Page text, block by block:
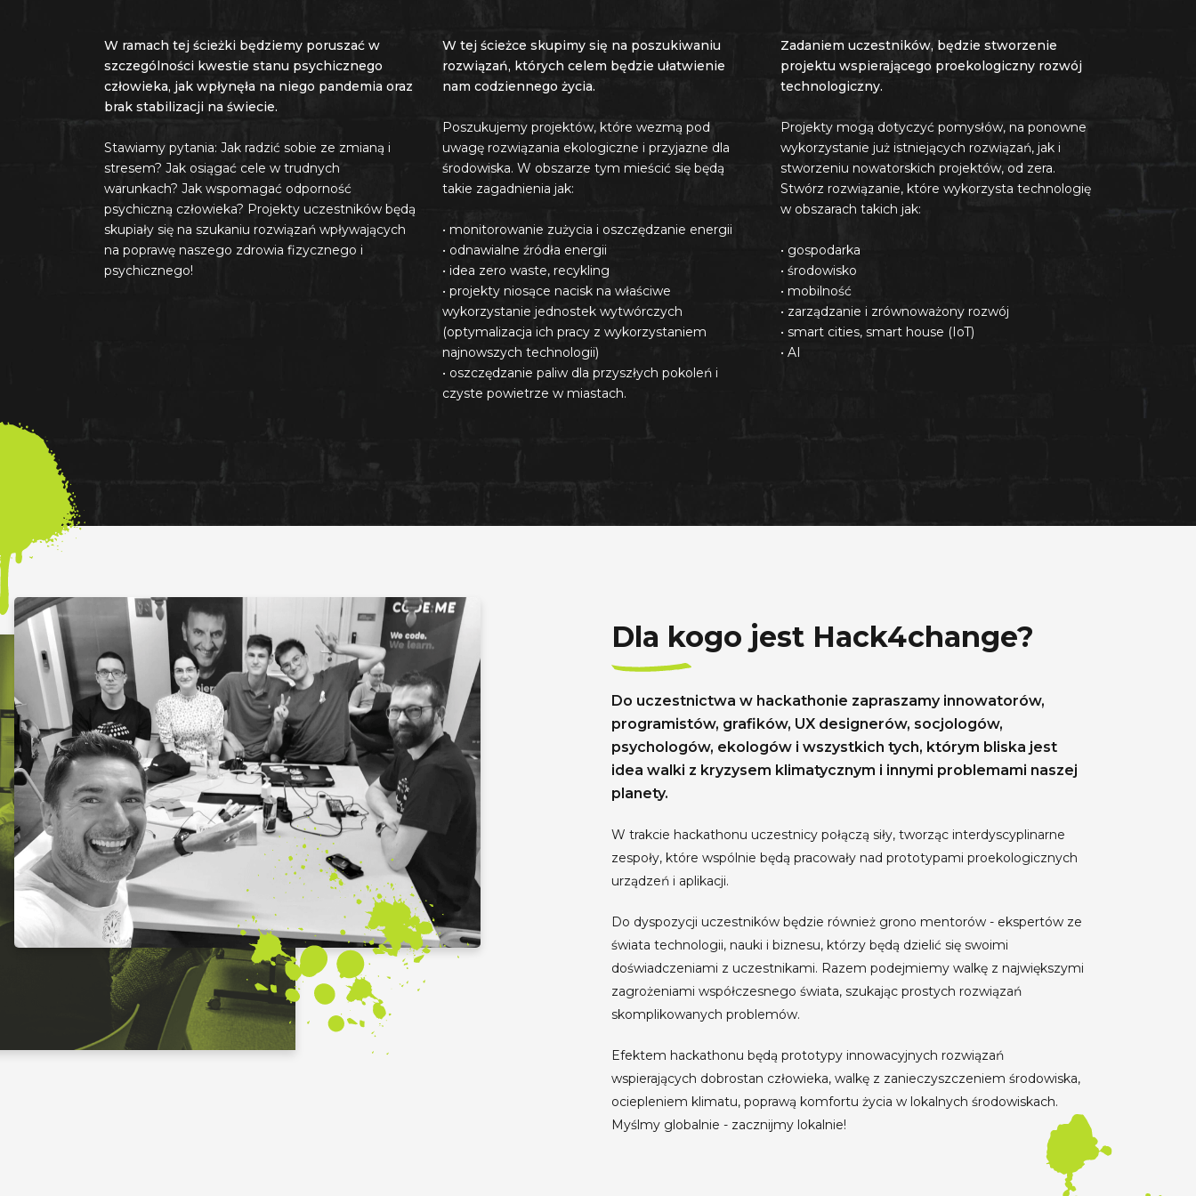
W ramach tej ścieżki będziemy poruszać w
szczególności kwestie stanu psychicznego
człowieka, jak wpłynęła na niego pandemia oraz
brak stabilizacji na świecie.
Stawiamy pytania: Jak radzić sobie ze zmianą i
stresem? Jak osiągać cele w trudnych
warunkach? Jak wspomagać odporność
psychiczną człowieka? Projekty uczestników będą
skupiały się na szukaniu rozwiązań wpływających
na poprawę naszego zdrowia fizycznego i
psychicznego!
W tej ścieżce skupimy się na poszukiwaniu
rozwiązań, których celem będzie ułatwienie
nam codziennego życia.
Poszukujemy projektów, które wezmą pod
uwagę rozwiązania ekologiczne i przyjazne dla
środowiska. W obszarze tym mieścić się będą
takie zagadnienia jak:
• monitorowanie zużycia i oszczędzanie energii
• odnawialne źródła energii
• idea zero waste, recykling
• projekty niosące nacisk na właściwe
wykorzystanie jednostek wytwórczych
(optymalizacja ich pracy z wykorzystaniem
najnowszych technologii)
• oszczędzanie paliw dla przyszłych pokoleń i
czyste powietrze w miastach.
Zadaniem uczestników, będzie stworzenie
projektu wspierającego proekologiczny rozwój
technologiczny.
Projekty mogą dotyczyć pomysłów, na ponowne
wykorzystanie już istniejących rozwiązań, jak i
stworzeniu nowatorskich projektów, od zera.
Stwórz rozwiązanie, które wykorzysta technologię
w obszarach takich jak:
• gospodarka
• środowisko
• mobilność
• zarządzanie i zrównoważony rozwój
• smart cities, smart house (IoT)
• AI
Dla kogo jest Hack4change?
Do uczestnictwa w hackathonie zapraszamy innowatorów,
programistów, grafików, UX designerów, socjologów,
psychologów, ekologów i wszystkich tych, którym bliska jest
idea walki z kryzysem klimatycznym i innymi problemami naszej
planety.
W trakcie hackathonu uczestnicy połączą siły, tworząc interdyscyplinarne
zespoły, które wspólnie będą pracowały nad prototypami proekologicznych
urządzeń i aplikacji.
Do dyspozycji uczestników będzie również grono mentorów - ekspertów ze
świata technologii, nauki i biznesu, którzy będą dzielić się swoimi
doświadczeniami z uczestnikami. Razem podejmiemy walkę z największymi
zagrożeniami współczesnego świata, szukając prostych rozwiązań
skomplikowanych problemów.
Efektem hackathonu będą prototypy innowacyjnych rozwiązań
wspierających dobrostan człowieka, walkę z zanieczyszczeniem środowiska,
ociepleniem klimatu, poprawą komfortu życia w lokalnych środowiskach.
Myślmy globalnie - zacznijmy lokalnie!